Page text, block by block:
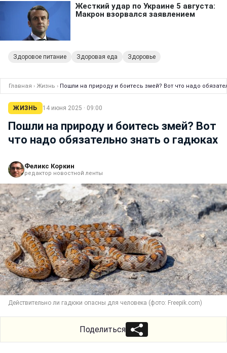
Здоровое питание Здоровая еда Здоровье
Главная › Жизнь › Пошли на природу и боитесь змей? Вот что надо
ЖИЗНЬ 14 июня 2025 · 09:00
Пошли на природу и боитесь змей? Вот
что надо обязательно знать о гадюках
Феликс Коркин
редактор новостной ленты
Действительно ли гадюки опасны для человека (фото: Freepik.com)
Поделиться